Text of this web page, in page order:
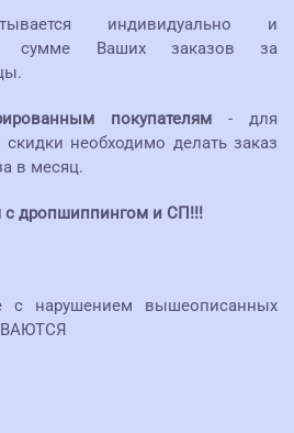
индивидуально и
сумме Ваших заказов за
покупателям - для
необходимо делать заказ
в месяц.
с дропшиппингом и СП!!!
с нарушением вышеописанных